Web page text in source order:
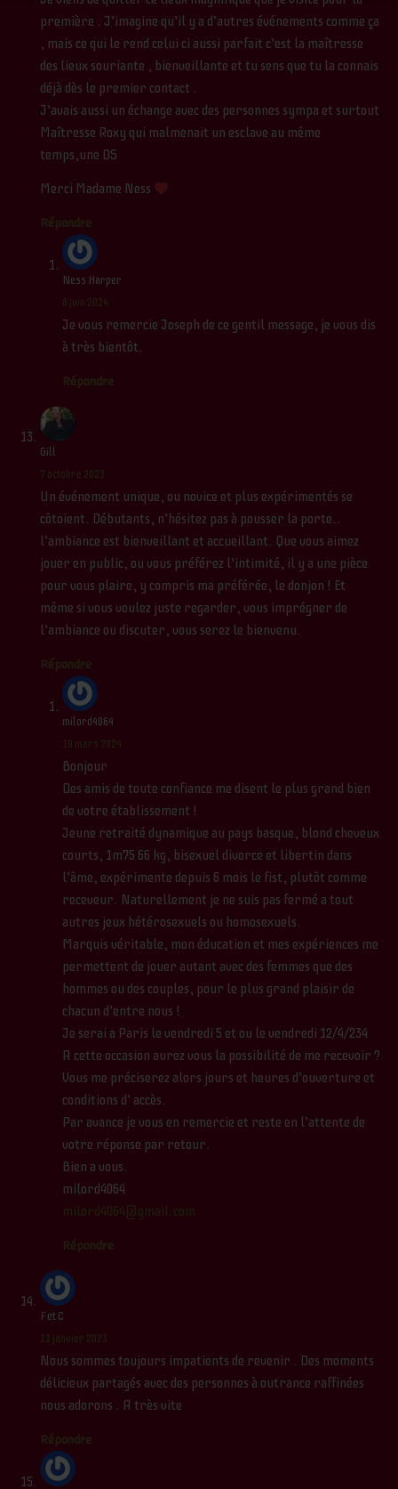
première . J’imagine qu’il y a d’autres événements comme ça
, mais ce qui le rend celui ci aussi parfait c’est la maîtresse
des lieux souriante , bienveillante et tu sens que tu la connais
déjà dès le premier contact .
J’avais aussi un échange avec des personnes sympa et surtout
Maîtresse Roxy qui malmenait un esclave au même
temps,une DS
Merci Madame Ness
Répondre
Ness Harper
8 juin 2024
Je vous remercie Joseph de ce gentil message, je vous dis
à très bientôt.
Répondre
Gill
7 octobre 2023
Un événement unique, ou novice et plus expérimentés se
côtoient. Débutants, n’hésitez pas à pousser la porte..
l’ambiance est bienveillant et accueillant. Que vous aimez
jouer en public, ou vous préférez l’intimité, il y a une pièce
pour vous plaire, y compris ma préférée, le donjon ! Et
même si vous voulez juste regarder, vous imprégner de
l’ambiance ou discuter, vous serez le bienvenu.
Répondre
milord4064
10 mars 2024
Bonjour
Des amis de toute confiance me disent le plus grand bien
de votre établissement !
Jeune retraité dynamique au pays basque, blond cheveux
courts, 1m75 66 kg, bisexuel divorce et libertin dans
l’âme, expérimente depuis 6 mois le fist, plutôt comme
receveur. Naturellement je ne suis pas fermé a tout
autres jeux hétérosexuels ou homosexuels.
Marquis véritable, mon éducation et mes expériences me
permettent de jouer autant avec des femmes que des
hommes ou des couples, pour le plus grand plaisir de
chacun d’entre nous !
Je serai a Paris le vendredi 5 et ou le vendredi 12/4/234
A cette occasion aurez vous la possibilité de me recevoir ?
Vous me préciserez alors jours et heures d’ouverture et
conditions d’ accès.
Par avance je vous en remercie et reste en l’attente de
votre réponse par retour.
Bien a vous.
milord4064
milord4064@gmail.com
Répondre
F et C
11 janvier 2023
Nous sommes toujours impatients de revenir . Des moments
délicieux partagés avec des personnes à outrance raffinées
nous adorons . A très vite
Répondre